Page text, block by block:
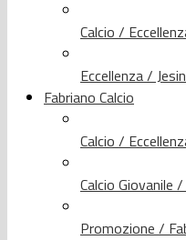
Calcio /
Eccellenza /
Fabriano Calcio
Calcio /
Calcio Giovanile
Promozione /